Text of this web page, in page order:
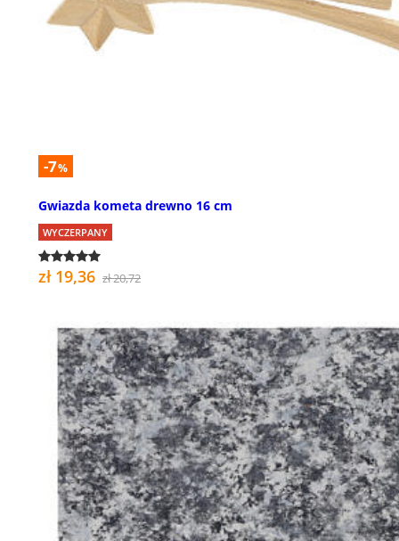
-7%
Gwiazda kometa drewno 16 cm
WYCZERPANY
zł 19,36 zł 20,72